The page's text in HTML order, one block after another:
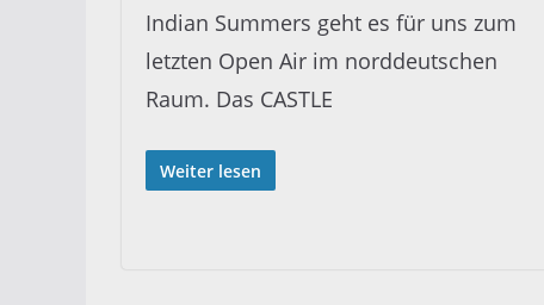
Indian Summers geht es für uns zum
letzten Open Air im norddeutschen
Raum. Das CASTLE
Weiter lesen